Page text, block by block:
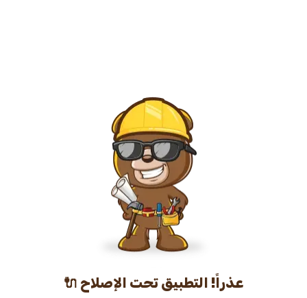
عذراً! التطبيق تحت الإصلاح 🔌